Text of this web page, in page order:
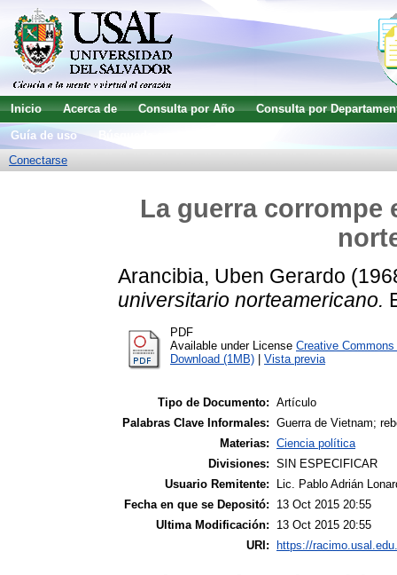
Inicio Acerca de Consulta por Año
Consulta por
Guía de uso
Conectarse
La guerra
Arancibia, Uben Gerardo
universitario norteamericano.
PDF
Available under License Creative
Download (1MB)
Vista previa
Tipo de Documento: Artículo
Palabras Clave Informales: Guerra de Vietnam;
Materias: Ciencia política
Divisiones: SIN ESPECIFICAR
Usuario Remitente:
Lic. Pablo Adrián
Fecha en que se Depositó:
13 Oct 2015 20:55
Ultima Modificación:
13 Oct 2015 20:55
URI:
https://